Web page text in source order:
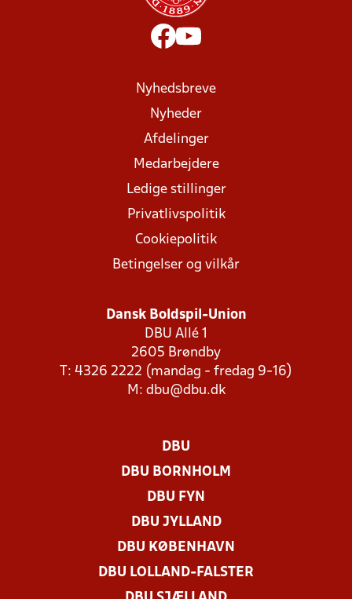
Nyhedsbreve
Nyheder
Afdelinger
Medarbejdere
Ledige stillinger
Privatlivspolitik
Cookiepolitik
Betingelser og vilkår
Dansk Boldspil-Union
DBU Allé 1
2605 Brøndby
T: 4326 2222 (mandag - fredag 9-16)
M: dbu@dbu.dk
DBU
DBU BORNHOLM
DBU FYN
DBU JYLLAND
DBU KØBENHAVN
DBU LOLLAND-FALSTER